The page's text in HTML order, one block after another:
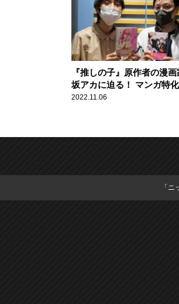
と〜』の魅力
『推しの子』原作者の漫
坂アカに迫る！ マンガ特
ドキャスト番組『マンガの
2022.11.06
「